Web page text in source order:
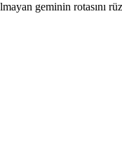
geminin rotasını